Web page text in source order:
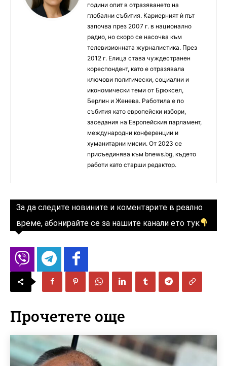
години опит в отразяването на
глобални събития. Кариерният ѝ път
започва през 2007 г. в национално
радио, но скоро се насочва към
телевизионната журналистика. През
2012 г. Елица става чуждестранен
кореспондент, като е отразявала
ключови политически, социални и
икономически теми от Брюксел,
Берлин и Женева. Работила е по
събития като европейски избори,
заседания на Европейския парламент,
международни конференции и
хуманитарни мисии. От 2023 се
присъединява към bnews.bg, където
работи като старши редактор.
За да следите новините и коментарите в реално
време, абонирайте се за нашите канали ето тук
Прочетете още